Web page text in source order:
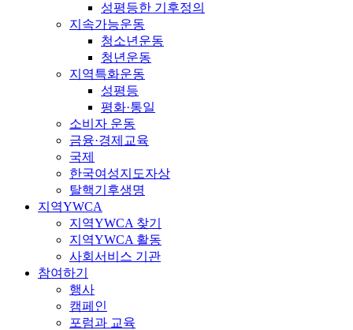
성평등한 기후정의
지속가능운동
청소년운동
청년운동
지역특화운동
성평등
평화·통일
소비자 운동
금융·경제교육
국제
한국여성지도자상
탈핵기후생명
지역YWCA
지역YWCA 찾기
지역YWCA 활동
사회서비스 기관
참여하기
행사
캠페인
포럼과 교육